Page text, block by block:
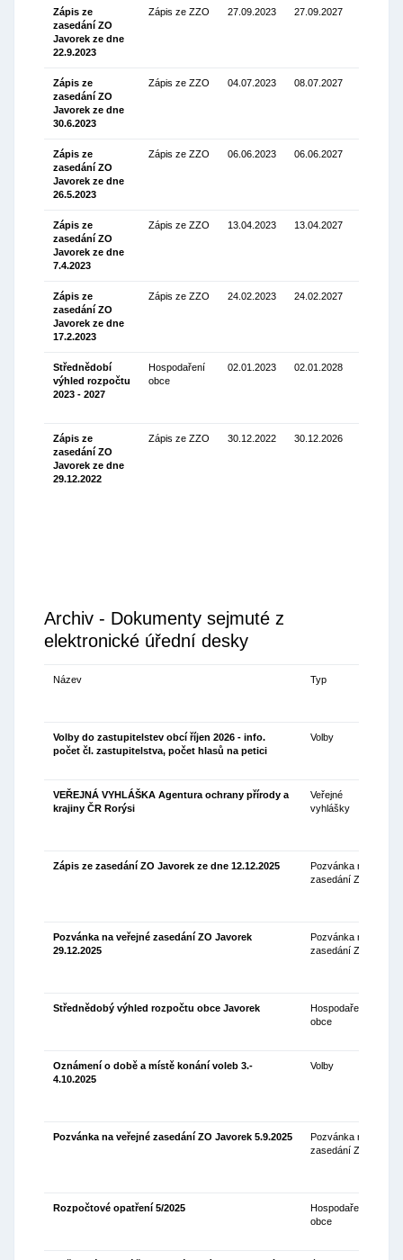
Zápis ze
zasedání ZO
Javorek ze dne
22.9.2023
Zápis ze ZZO 27.09.2023
27.09.2027
Zápis ze
zasedání ZO
Javorek ze dne
30.6.2023
Zápis ze ZZO 04.07.2023
08.07.2027
Zápis ze
zasedání ZO
Javorek ze dne
26.5.2023
Zápis ze ZZO 06.06.2023
06.06.2027
Zápis ze
zasedání ZO
Javorek ze dne
7.4.2023
Zápis ze ZZO 13.04.2023
13.04.2027
Zápis ze
zasedání ZO
Javorek ze dne
17.2.2023
Zápis ze ZZO 24.02.2023
24.02.2027
Střednědobí
výhled rozpočtu
2023 - 2027
Hospodaření
obce
02.01.2023
02.01.2028
Zápis ze
zasedání ZO
Javorek ze dne
29.12.2022
Zápis ze ZZO 30.12.2022
30.12.2026
Archiv - Dokumenty sejmuté z
elektronické úřední desky
Název Typ
Volby do zastupitelstev obcí říjen 2026 - info.
počet čl. zastupitelstva, počet hlasů na petici
Volby
VEŘEJNÁ VYHLÁŠKA Agentura ochrany přírody a
krajiny ČR Rorýsi
Veřejné
vyhlášky
Zápis ze zasedání ZO Javorek ze dne 12.12.2025
Pozvánka na
zasedání ZO
Pozvánka na veřejné zasedání ZO Javorek
29.12.2025
Pozvánka na
zasedání ZO
Střednědobý výhled rozpočtu obce Javorek
Hospodaření
obce
Oznámení o době a místě konání voleb 3.-
4.10.2025
Volby
Pozvánka na veřejné zasedání ZO Javorek 5.9.2025
Pozvánka na
zasedání ZO
Rozpočtové opatření 5/2025
Hospodaření
obce